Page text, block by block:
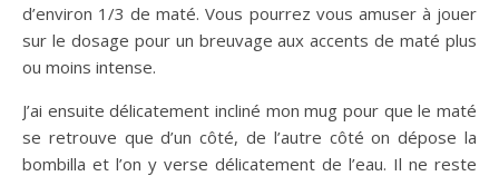
d’environ 1/3 de maté. Vous pourrez vous amuser à jouer
sur le dosage pour un breuvage aux accents de maté plus
ou moins intense.
J’ai ensuite délicatement incliné mon mug pour que le maté
se retrouve que d’un côté, de l’autre côté on dépose la
bombilla et l’on y verse délicatement de l’eau. Il ne reste